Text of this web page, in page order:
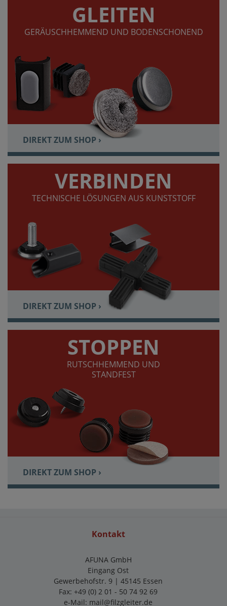
GLEITEN
GERÄUSCHHEMMEND UND BODENSCHONEND
DIREKT ZUM SHOP ›
VERBINDEN
TECHNISCHE LÖSUNGEN AUS KUNSTSTOFF
DIREKT ZUM SHOP ›
STOPPEN
RUTSCHHEMMEND UND
STANDFEST
DIREKT ZUM SHOP ›
Kontakt
AFUNA GmbH
Eingang Ost
Gewerbehofstr. 9 | 45145 Essen
Fax: +49 (0) 2 01 - 50 74 92 69
e-Mail: mail@filzgleiter.de